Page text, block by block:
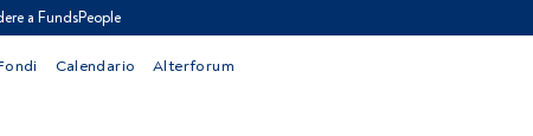
a FundsPeople
Calendario Alterforum